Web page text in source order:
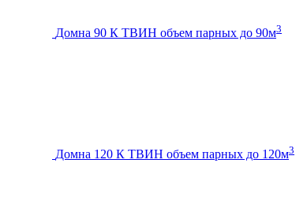
Домна 90 К ТВИН объем парных до 90м3
Домна 120 К ТВИН объем парных до 120м3